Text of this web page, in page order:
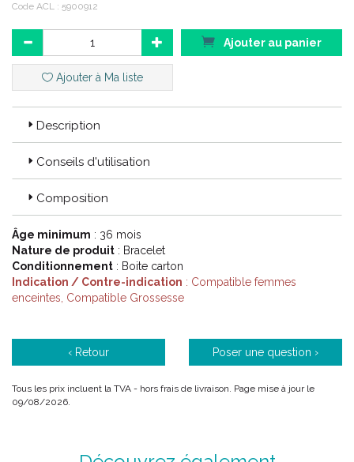
Code EAN : 5015259009129
Code ACL : 5900912
Ajouter au panier
Ajouter à Ma liste
Description
Conseils d'utilisation
Composition
Âge minimum : 36 mois
Nature de produit : Bracelet
Conditionnement : Boite carton
Indication / Contre-indication : Compatible femmes
enceintes, Compatible Grossesse
‹ Retour Poser une question ›
Tous les prix incluent la TVA - hors frais de livraison. Page mise à jour le
09/08/2026.